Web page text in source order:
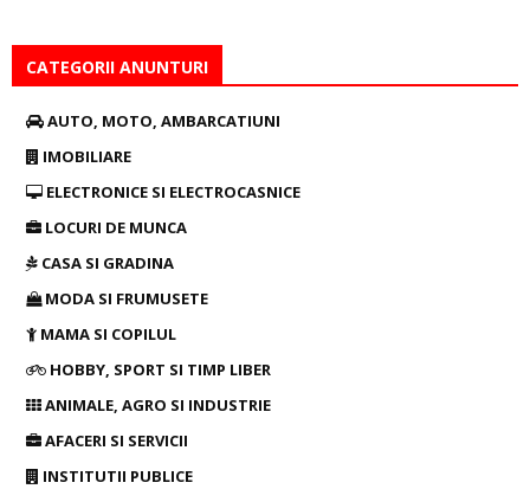
CATEGORII ANUNTURI
AUTO, MOTO, AMBARCATIUNI
IMOBILIARE
ELECTRONICE SI ELECTROCASNICE
LOCURI DE MUNCA
CASA SI GRADINA
MODA SI FRUMUSETE
MAMA SI COPILUL
HOBBY, SPORT SI TIMP LIBER
ANIMALE, AGRO SI INDUSTRIE
AFACERI SI SERVICII
INSTITUTII PUBLICE